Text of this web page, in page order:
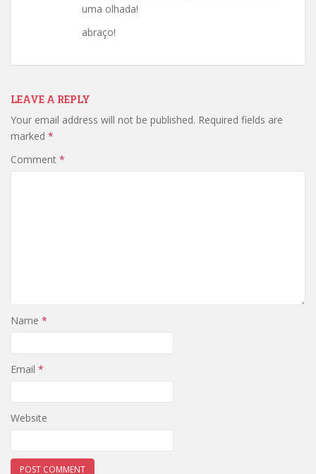
uma olhada!
abraço!
LEAVE A REPLY
Your email address will not be published. Required fields are
marked *
Comment *
Name *
Email *
Website